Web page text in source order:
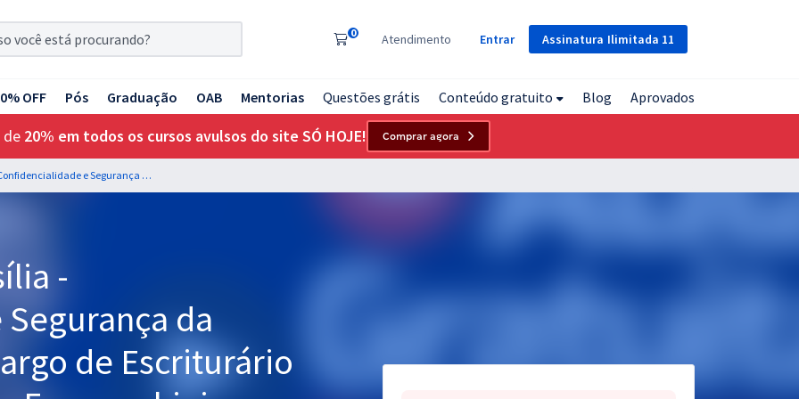
Assinatura Ilimitada 11
0 Atendimento Entrar
OFF Pós Graduação OAB Mentorias Questões grátis Conteúdo gratuito Blog Aprovados
de 20% em todos os cursos avulsos do site SÓ HOJE! Comprar agora
BRB - Banco de Brasília - Confidencialidade e Segurança da Informação para o cargo de Escriturário - Professor: Maurício Franceschini
-
da
de Escriturário